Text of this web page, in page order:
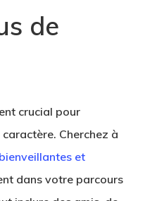
de
crucial pour
Cherchez à
et
dans votre parcours